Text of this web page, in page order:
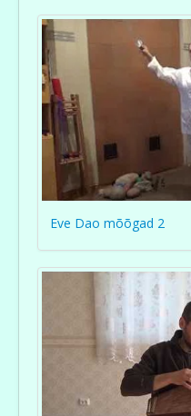
Eve Dao mõõgad 2